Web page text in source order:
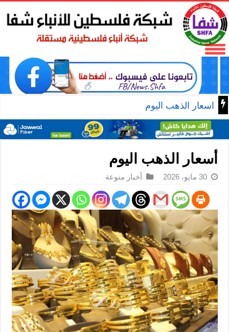
اسعار الذهب اليوم
أسعار الذهب اليوم
30 مايو، 2026 أخبار منوعة